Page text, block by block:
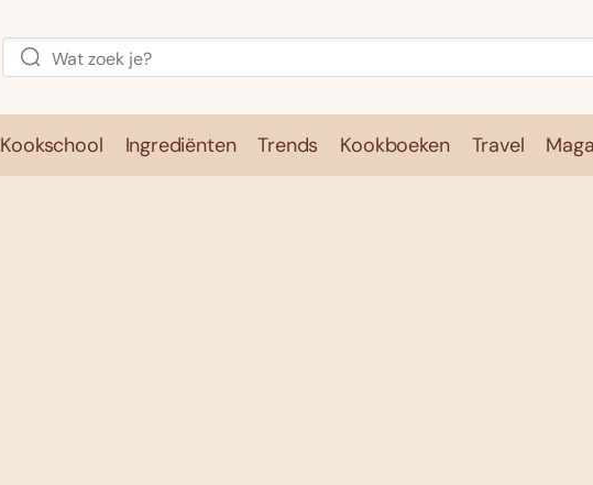
Kookschool Ingrediënten Trends Kookboeken Travel